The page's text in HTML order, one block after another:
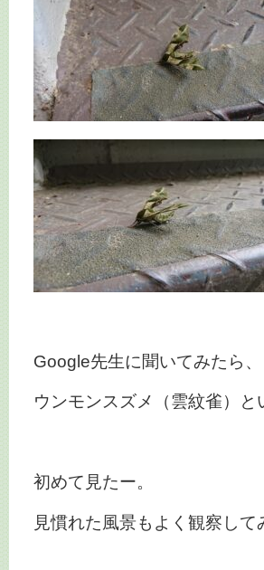
Google先生に聞いてみたら、
ウンモンスズメ（雲紋雀）
初めて見たー。
見慣れた風景もよく観察し